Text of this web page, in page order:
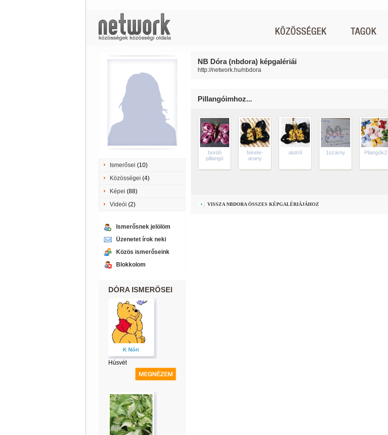
Ismerősei (10)
Közösségei (4)
Képei (88)
Videói (2)
Ismerősnek jelölöm
Üzenetet írok neki
Közös ismerőseink
Blokkolom
DÓRA ISMERŐSEI
K Nóri
Húsvét
NB Dóra (nbdora) képgalériái
http://network.hu/nbdora
Pillangóimhoz...
bordó
pillangó
fekete-
arany
alulról 1szárny Pilangók2
VISSZA NBDORA ÖSSZES KÉPGALÉRIÁJÁHOZ